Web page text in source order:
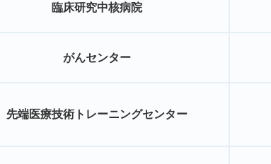
臨床研究中核病院
がんセンター
先端医療技術トレーニングセンター